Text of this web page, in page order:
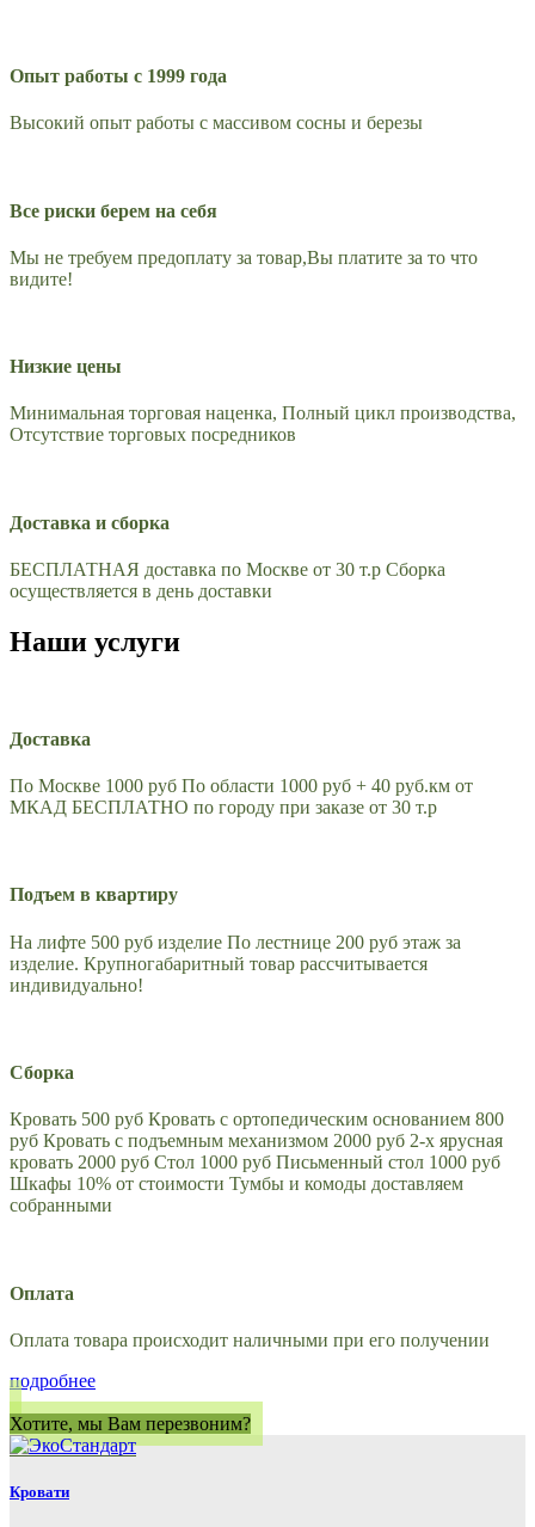
Опыт работы с 1999 года
Высокий опыт работы с массивом сосны и березы
Все риски берем на себя
Мы не требуем предоплату за товар,Вы платите за то что
видите!
Низкие цены
Минимальная торговая наценка, Полный цикл производства,
Отсутствие торговых посредников
Доставка и сборка
БЕСПЛАТНАЯ доставка по Москве от 30 т.р Сборка
осуществляется в день доставки
Наши услуги
Доставка
По Москве 1000 руб По области 1000 руб + 40 руб.км от
МКАД БЕСПЛАТНО по городу при заказе от 30 т.р
Подъем в квартиру
На лифте 500 руб изделие По лестнице 200 руб этаж за
изделие. Крупногабаритный товар рассчитывается
индивидуально!
Сборка
Кровать 500 руб Кровать с ортопедическим основанием 800
руб Кровать с подъемным механизмом 2000 руб 2-х ярусная
кровать 2000 руб Стол 1000 руб Письменный стол 1000 руб
Шкафы 10% от стоимости Тумбы и комоды доставляем
собранными
Оплата
Оплата товара происходит наличными при его получении
подробнее
Хотите, мы Вам перезвоним?
Кровати